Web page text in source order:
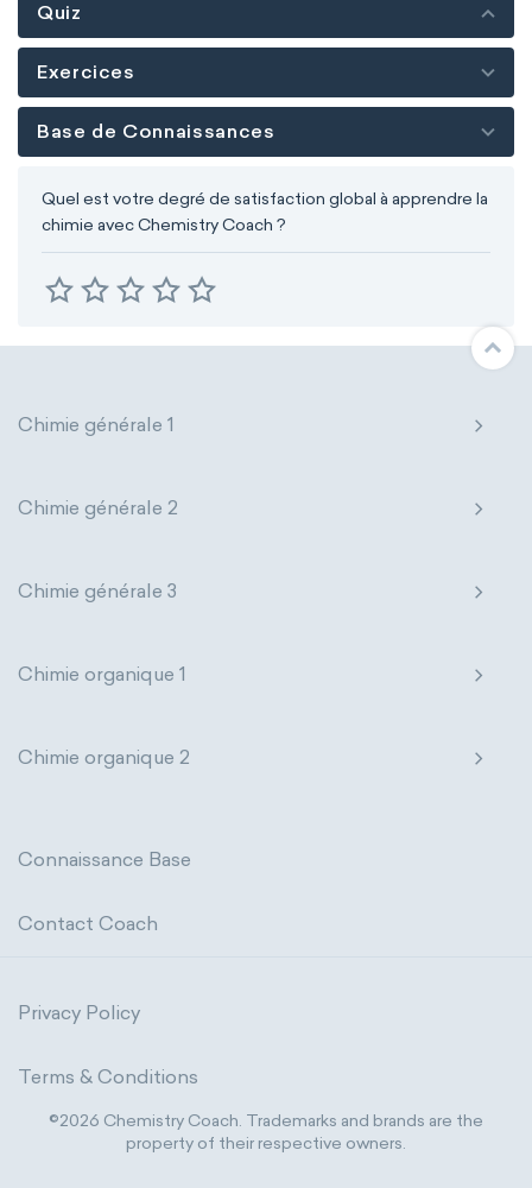
Quiz
Exercices
Base de Connaissances
Quel est votre degré de satisfaction global à apprendre la
chimie avec Chemistry Coach ?
Chimie générale 1
Chimie générale 2
Chimie générale 3
Chimie organique 1
Chimie organique 2
Connaissance Base
Contact Coach
Privacy Policy
Terms & Conditions
©2026 Chemistry Coach. Trademarks and brands are the
property of their respective owners.